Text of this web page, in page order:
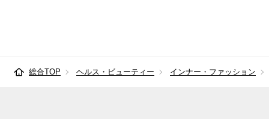
総合TOP ヘルス・ビューティー インナー・ファッション